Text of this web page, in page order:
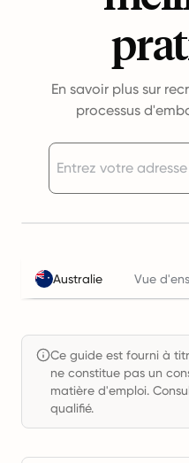
En savoir plus sur
processus
Australie Vue
Ce guide est fourni à
ne constitue pas un
matière d'emploi.
qualifié.